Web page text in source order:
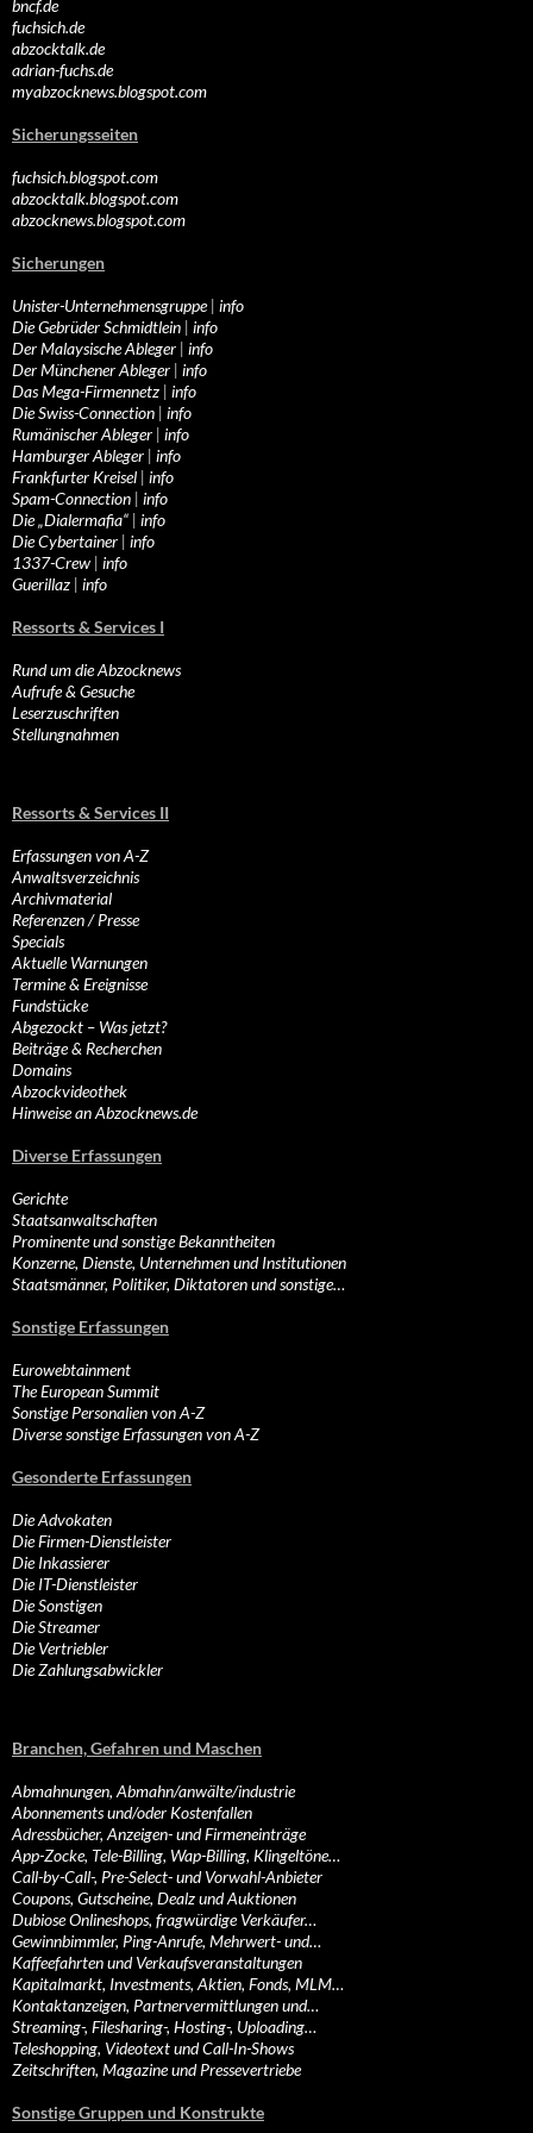
bncf.de
fuchsich.de
abzocktalk.de
adrian-fuchs.de
myabzocknews.blogspot.com
Sicherungsseiten
fuchsich.blogspot.com
abzocktalk.blogspot.com
abzocknews.blogspot.com
Sicherungen
Unister-Unternehmensgruppe| info
Die Gebrüder Schmidtlein | info
Der Malaysische Ableger | info
Der Münchener Ableger | info
Das Mega-Firmennetz | info
Die Swiss-Connection | info
Rumänischer Ableger | info
Hamburger Ableger | info
Frankfurter Kreisel | info
Spam-Connection | info
Die „Dialermafia“ | info
Die Cybertainer | info
1337-Crew | info
Guerillaz | info
Ressorts & Services I
Rund um die Abzocknews
Aufrufe & Gesuche
Leserzuschriften
Stellungnahmen
Ressorts & Services II
Erfassungen von A-Z
Anwaltsverzeichnis
Archivmaterial
Referenzen / Presse
Specials
Aktuelle Warnungen
Termine & Ereignisse
Fundstücke
Abgezockt – Was jetzt?
Beiträge & Recherchen
Domains
Abzockvideothek
Hinweise an Abzocknews.de
Diverse Erfassungen
Gerichte
Staatsanwaltschaften
Prominente und sonstige Bekanntheiten
Konzerne, Dienste, Unternehmen und Institutionen
Staatsmänner, Politiker, Diktatoren und sonstige…
Sonstige Erfassungen
Eurowebtainment
The European Summit
Sonstige Personalien von A-Z
Diverse sonstige Erfassungen von A-Z
Gesonderte Erfassungen
Die Advokaten
Die Firmen-Dienstleister
Die Inkassierer
Die IT-Dienstleister
Die Sonstigen
Die Streamer
Die Vertriebler
Die Zahlungsabwickler
Branchen, Gefahren und Maschen
Abmahnungen, Abmahn/anwälte/industrie
Abonnements und/oder Kostenfallen
Adressbücher, Anzeigen- und Firmeneinträge
App-Zocke, Tele-Billing, Wap-Billing, Klingeltöne…
Call-by-Call-, Pre-Select- und Vorwahl-Anbieter
Coupons, Gutscheine, Dealz und Auktionen
Dubiose Onlineshops, fragwürdige Verkäufer…
Gewinnbimmler, Ping-Anrufe, Mehrwert- und…
Kaffeefahrten und Verkaufsveranstaltungen
Kapitalmarkt, Investments, Aktien, Fonds, MLM…
Kontaktanzeigen, Partnervermittlungen und…
Streaming-, Filesharing-, Hosting-, Uploading…
Teleshopping, Videotext und Call-In-Shows
Zeitschriften, Magazine und Pressevertriebe
Sonstige Gruppen und Konstrukte